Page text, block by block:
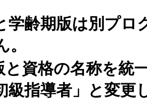
学齢期版は別プロ
資格の名称を統
級指導者」と変更